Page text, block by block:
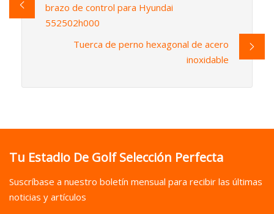
brazo de control para Hyundai
552502h000
Tuerca de perno hexagonal de acero
inoxidable
Tu Estadio De Golf Selección Perfecta
Suscríbase a nuestro boletín mensual para recibir las últimas
noticias y artículos